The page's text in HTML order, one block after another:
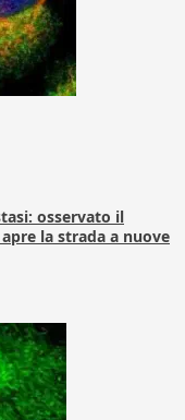
osservato il
la strada a nuove